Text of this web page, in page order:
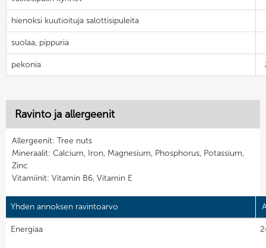
hienoksi kuutioituja salottisipuleita
suolaa, pippuria
pekonia
Ravinto ja allergeenit
Allergeenit: Tree nuts
Mineraalit: Calcium, Iron, Magnesium, Phosphorus, Potassium,
Zinc
Vitamiinit: Vitamin B6, Vitamin E
Yhden annoksen ravintoarvo
Energiaa